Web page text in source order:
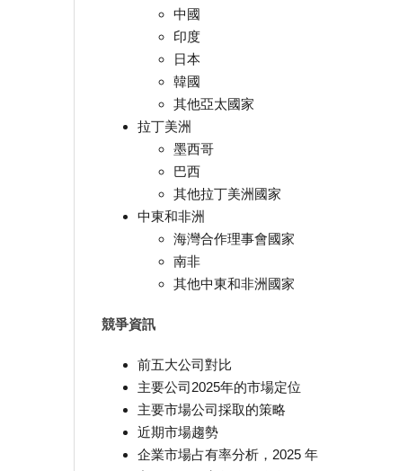
中國
印度
日本
韓國
其他亞太國家
拉丁美洲
墨西哥
巴西
其他拉丁美洲國家
中東和非洲
海灣合作理事會國家
南非
其他中東和非洲國家
競爭資訊
前五大公司對比
主要公司2025年的市場定位
主要市場公司採取的策略
近期市場趨勢
企業市場占有率分析，2025 年